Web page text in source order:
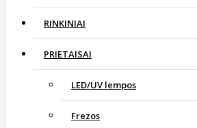
RINKINIAI
PRIETAISAI
LED/UV lempos
Frezos